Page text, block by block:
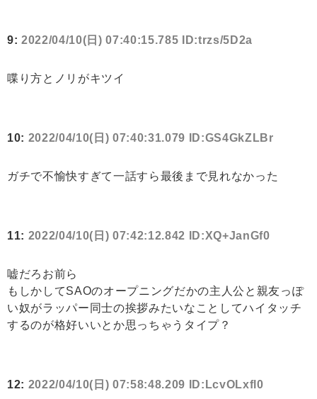
9: 2022/04/10(日) 07:40:15.785 ID:trzs/5D2a
喋り方とノリがキツイ
10: 2022/04/10(日) 07:40:31.079 ID:GS4GkZLBr
ガチで不愉快すぎて一話すら最後まで見れなかった
11: 2022/04/10(日) 07:42:12.842 ID:XQ+JanGf0
嘘だろお前ら
もしかしてSAOのオープニングだかの主人公と親友っぽ
い奴がラッパー同士の挨拶みたいなことしてハイタッチ
するのが格好いいとか思っちゃうタイプ？
12: 2022/04/10(日) 07:58:48.209 ID:LcvOLxfl0